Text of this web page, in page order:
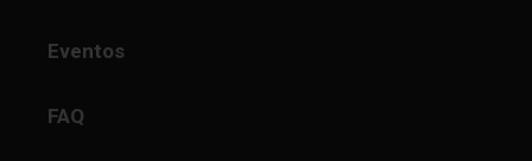
Eventos
FAQ